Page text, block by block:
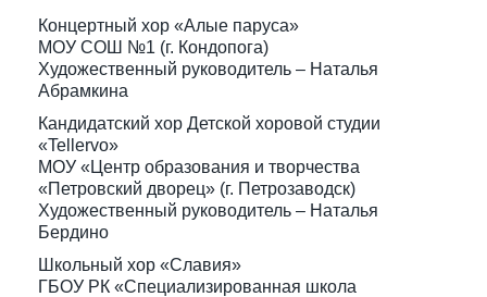
Концертный хор «Алые паруса»
МОУ СОШ №1 (г. Кондопога)
Художественный руководитель – Наталья
Абрамкина
Кандидатский хор Детской хоровой студии
«Tellervo»
МОУ «Центр образования и творчества
«Петровский дворец» (г. Петрозаводск)
Художественный руководитель – Наталья
Бердино
Школьный хор «Славия»
ГБОУ РК «Специализированная школа